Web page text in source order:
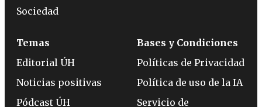
Sociedad
Temas
Editorial ÚH
Noticias positivas
Pódcast ÚH
Bases y Condiciones
Políticas de Privacidad
Política de uso de la IA
Servicio de